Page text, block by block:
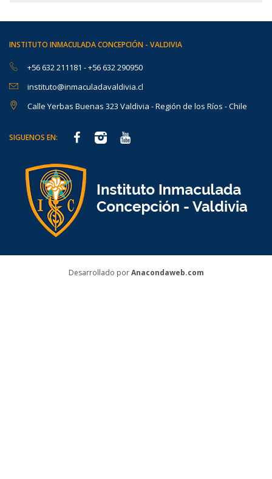
INSTITUTO INMACULADA CONCEPCIÓN - VALDIVIA
+56 632 211181 -+56 632 290950
instituto@inmaculadavaldivia.cl
Calle Yerbas Buenas 323 Valdivia - Región de los Ríos - Chile
SIGUENOS EN:
Desarrollado porAnacondaweb.com